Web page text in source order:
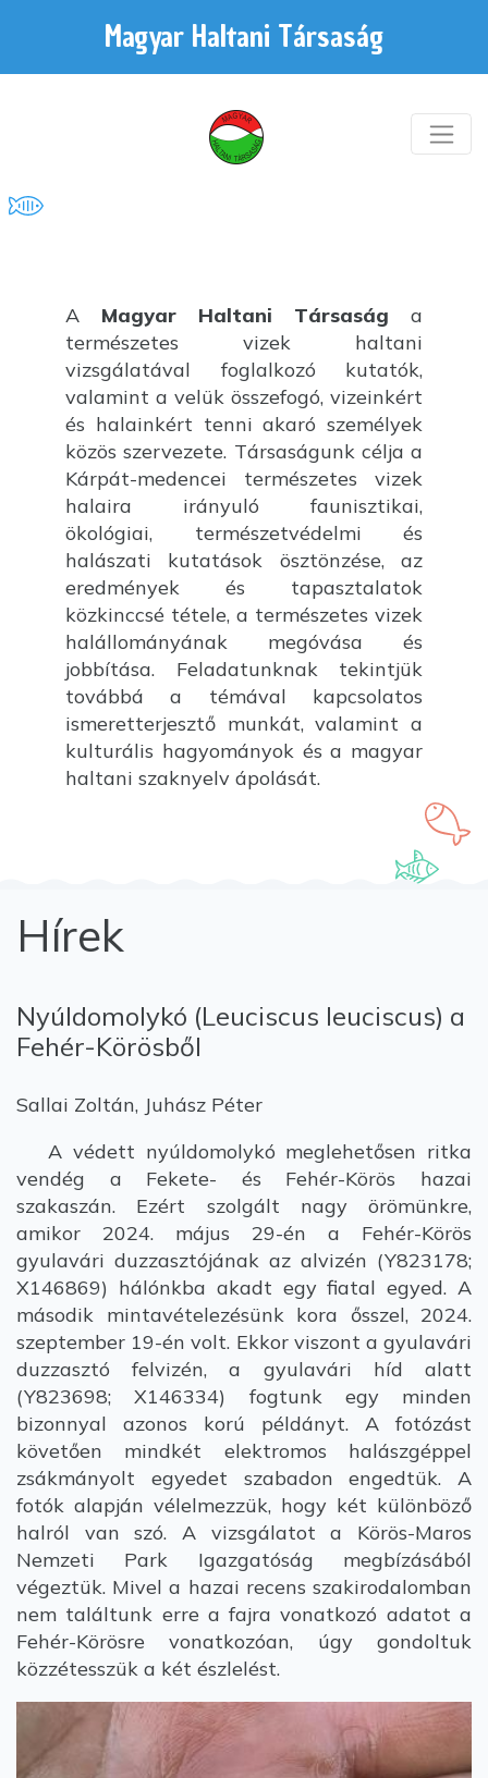
Magyar Haltani Társaság
A Magyar Haltani Társaság a
természetes vizek haltani
vizsgálatával foglalkozó kutatók,
valamint a velük összefogó, vizeinkért
és halainkért tenni akaró személyek
közös szervezete. Társaságunk célja a
Kárpát-medencei természetes vizek
halaira irányuló faunisztikai,
ökológiai, természetvédelmi és
halászati kutatások ösztönzése, az
eredmények és tapasztalatok
közkinccsé tétele, a természetes vizek
halállományának megóvása és
jobbítása. Feladatunknak tekintjük
továbbá a témával kapcsolatos
ismeretterjesztő munkát, valamint a
kulturális hagyományok és a magyar
haltani szaknyelv ápolását.
Hírek
Nyúldomolykó (Leuciscus leuciscus) a
Fehér-Körösből
Sallai Zoltán, Juhász Péter
A védett nyúldomolykó meglehetősen ritka
vendég a Fekete- és Fehér-Körös hazai
szakaszán. Ezért szolgált nagy örömünkre,
amikor 2024. május 29-én a Fehér-Körös
gyulavári duzzasztójának az alvizén (Y823178;
X146869) hálónkba akadt egy fiatal egyed. A
második mintavételezésünk kora ősszel, 2024.
szeptember 19-én volt. Ekkor viszont a gyulavári
duzzasztó felvizén, a gyulavári híd alatt
(Y823698; X146334) fogtunk egy minden
bizonnyal azonos korú példányt. A fotózást
követően mindkét elektromos halászgéppel
zsákmányolt egyedet szabadon engedtük. A
fotók alapján vélelmezzük, hogy két különböző
halról van szó. A vizsgálatot a Körös-Maros
Nemzeti Park Igazgatóság megbízásából
végeztük. Mivel a hazai recens szakirodalomban
nem találtunk erre a fajra vonatkozó adatot a
Fehér-Körösre vonatkozóan, úgy gondoltuk
közzétesszük a két észlelést.